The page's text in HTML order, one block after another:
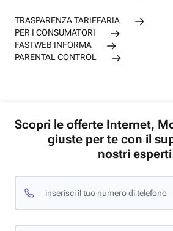
TRASPARENZA TARIFFARIA
PER I CONSUMATORI
FASTWEB INFORMA
PARENTAL CONTROL
Scopri le offerte Internet,
giuste per te con il
nostri
inserisci il tuo numero di telefono